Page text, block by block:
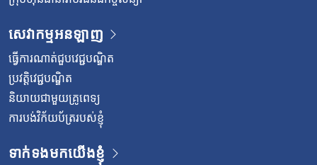
សេវាកម្មអនឡាញ
ធ្វើការណាត់ជួបវេជ្ជបណ្ឌិត
ប្រវត្តិវេជ្ជបណ្ឌិត
និយាយជាមួយគ្រូពេទ្យ
ការបង់វិក័យប័ត្ររបស់ខ្ញុំ
ទាក់ទងមកយើងខ្ញុំ